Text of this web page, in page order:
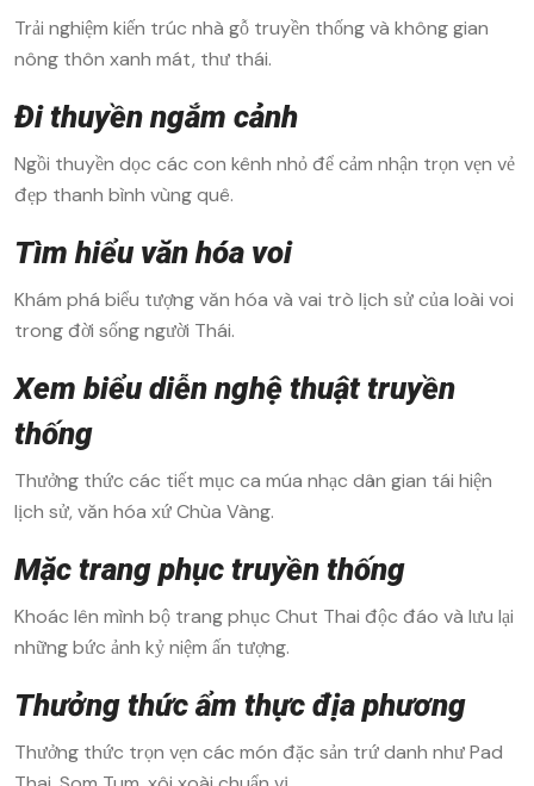
Trải nghiệm kiến trúc nhà gỗ truyền thống và không gian
nông thôn xanh mát, thư thái.
Đi thuyền ngắm cảnh
Ngồi thuyền dọc các con kênh nhỏ để cảm nhận trọn vẹn vẻ
đẹp thanh bình vùng quê.
Tìm hiểu văn hóa voi
Khám phá biểu tượng văn hóa và vai trò lịch sử của loài voi
trong đời sống người Thái.
Xem biểu diễn nghệ thuật truyền
thống
Thưởng thức các tiết mục ca múa nhạc dân gian tái hiện
lịch sử, văn hóa xứ Chùa Vàng.
Mặc trang phục truyền thống
Khoác lên mình bộ trang phục Chut Thai độc đáo và lưu lại
những bức ảnh kỷ niệm ấn tượng.
Thưởng thức ẩm thực địa phương
Thưởng thức trọn vẹn các món đặc sản trứ danh như Pad